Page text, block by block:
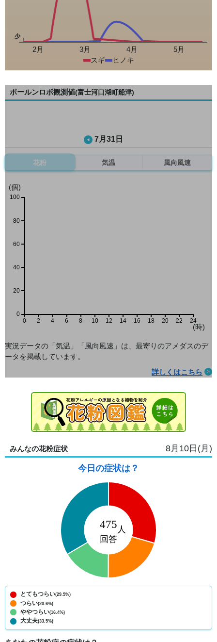
少
2月 3月 4月
5月
スギ
ヒノキ
ポールンロボ観測値(富士河口湖町船津)
7月31日
花粉 気温 風向風速
0 2 4 6 8 10 12 14 16 18 20 22 24
(個)
(時)
0
20
40
60
80
100
実況データの「気温」「風向風速」は、最寄りのアメダスのデ
ータを掲載しています。
詳しくはこちら
みんなの花粉症状 8月10日(月)
今日の症状は？
とてもつらい(29.5%)
つらい(20.6%)
ややつらい(16.4%)
大丈夫(33.5%)